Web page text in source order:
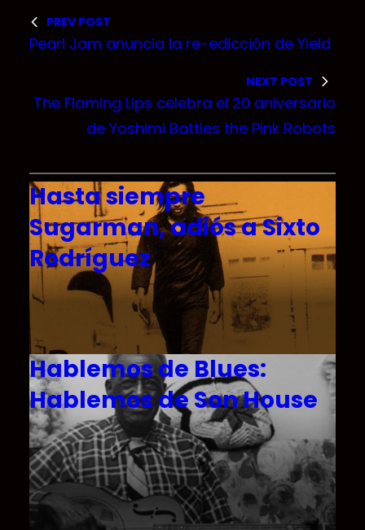
PREV POST
Pearl Jam anuncia la re-edicción de Yield
NEXT POST
The Flaming Lips celebra el 20 aniversario
de Yoshimi Battles the Pink Robots
Hasta siempre
Sugarman, adiós a Sixto
Rodríguez
Hablemos de Blues:
Hablemos de Son House